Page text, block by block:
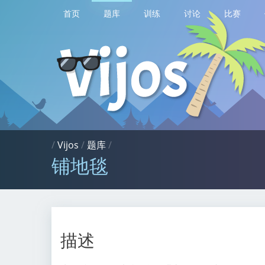
首页 题库 训练 讨论 比赛
/Vijos /题库/
铺地毯
描述